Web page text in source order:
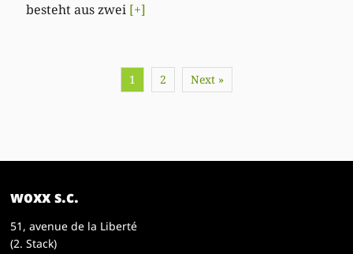
besteht aus zwei [+]
1 2 Next »
woxx s.c.
51, avenue de la Liberté
(2. Stack)